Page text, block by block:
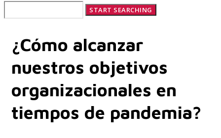
Servicios
Servicios y productos cloud
¿Cómo alcanzar
nuestros objetivos
organizacionales en
tiempos de pandemia?